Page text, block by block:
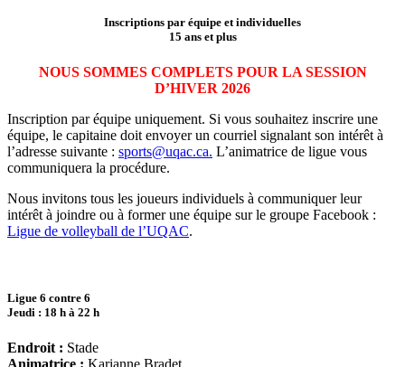
Inscriptions par équipe et individuelles
15 ans et plus
NOUS SOMMES COMPLETS POUR LA SESSION
D’HIVER 2026
Inscription par équipe uniquement. Si vous souhaitez inscrire une
équipe, le capitaine doit envoyer un courriel signalant son intérêt à
l’adresse suivante : sports@uqac.ca. L’animatrice de ligue vous
communiquera la procédure.
Nous invitons tous les joueurs individuels à communiquer leur
intérêt à joindre ou à former une équipe sur le groupe Facebook :
Ligue de volleyball de l’UQAC.
Ligue 6 contre 6
Jeudi : 18 h à 22 h
Endroit : Stade
Animatrice : Karianne Bradet